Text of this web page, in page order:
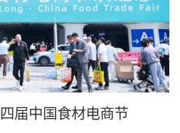
届中国食材电商节